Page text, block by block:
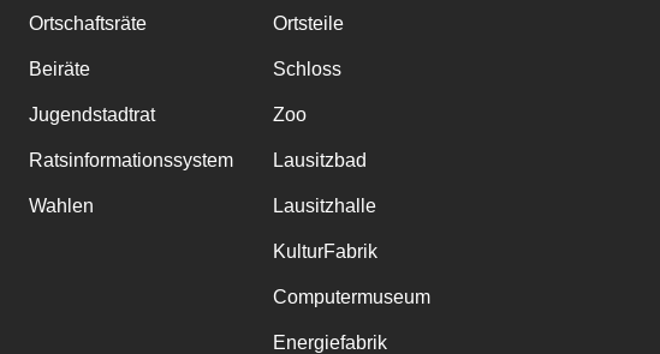
Ortschaftsräte
Beiräte
Jugendstadtrat
Ratsinformationssystem
Wahlen
Ortsteile
Schloss
Zoo
Lausitzbad
Lausitzhalle
KulturFabrik
Computermuseum
Energiefabrik